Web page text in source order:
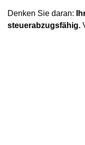
Denken Sie daran:
steuerabzugsfähig.